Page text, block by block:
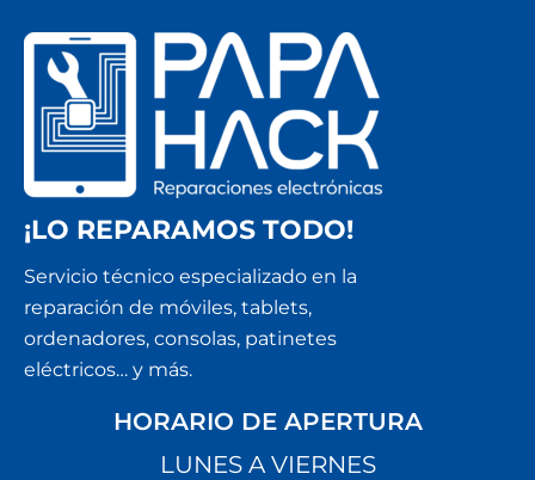
¡LO REPARAMOS TODO!
Servicio técnico especializado en la
reparación de móviles, tablets,
ordenadores, consolas, patinetes
eléctricos… y más.
HORARIO DE APERTURA
LUNES A VIERNES